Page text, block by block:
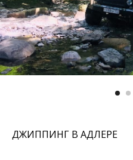
ДЖИППИНГ В АДЛЕРЕ